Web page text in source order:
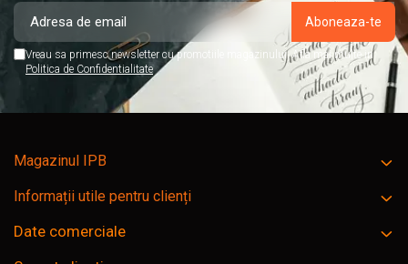
Vreau sa primesc newsletter cu promotiile magazinului. Afla mai multe in
Politica de Confidentialitate
Magazinul IPB
Informații utile pentru clienți
Date comerciale